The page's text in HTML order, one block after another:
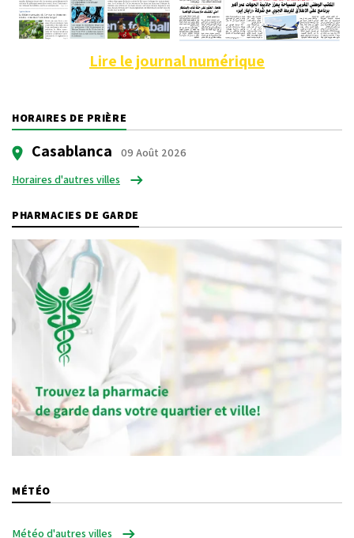
Lire le journal numérique
HORAIRES DE PRIÈRE
Casablanca
09 Août 2026
Horaires d'autres villes
PHARMACIES DE GARDE
MÉTÉO
Météo d'autres villes